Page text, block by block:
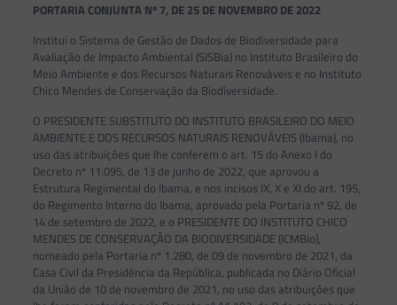
PORTARIA CONJUNTA Nº 7, DE 25 DE NOVEMBRO DE 2022
Institui o Sistema de Gestão de Dados de Biodiversidade para
Avaliação de Impacto Ambiental (SISBia) no Instituto Brasileiro do
Meio Ambiente e dos Recursos Naturais Renováveis e no Instituto
Chico Mendes de Conservação da Biodiversidade.
O PRESIDENTE SUBSTITUTO DO INSTITUTO BRASILEIRO DO MEIO
AMBIENTE E DOS RECURSOS NATURAIS RENOVÁVEIS (Ibama), no
uso das atribuições que lhe conferem o art. 15 do Anexo I do
Decreto nº 11.095, de 13 de junho de 2022, que aprovou a
Estrutura Regimental do Ibama, e nos incisos IX, X e XI do art. 195,
do Regimento Interno do Ibama, aprovado pela Portaria nº 92, de
14 de setembro de 2022, e o PRESIDENTE DO INSTITUTO CHICO
MENDES DE CONSERVAÇÃO DA BIODIVERSIDADE (ICMBio),
nomeado pela Portaria nº 1.280, de 09 de novembro de 2021, da
Casa Civil da Presidência da República, publicada no Diário Oficial
da União de 10 de novembro de 2021, no uso das atribuições que